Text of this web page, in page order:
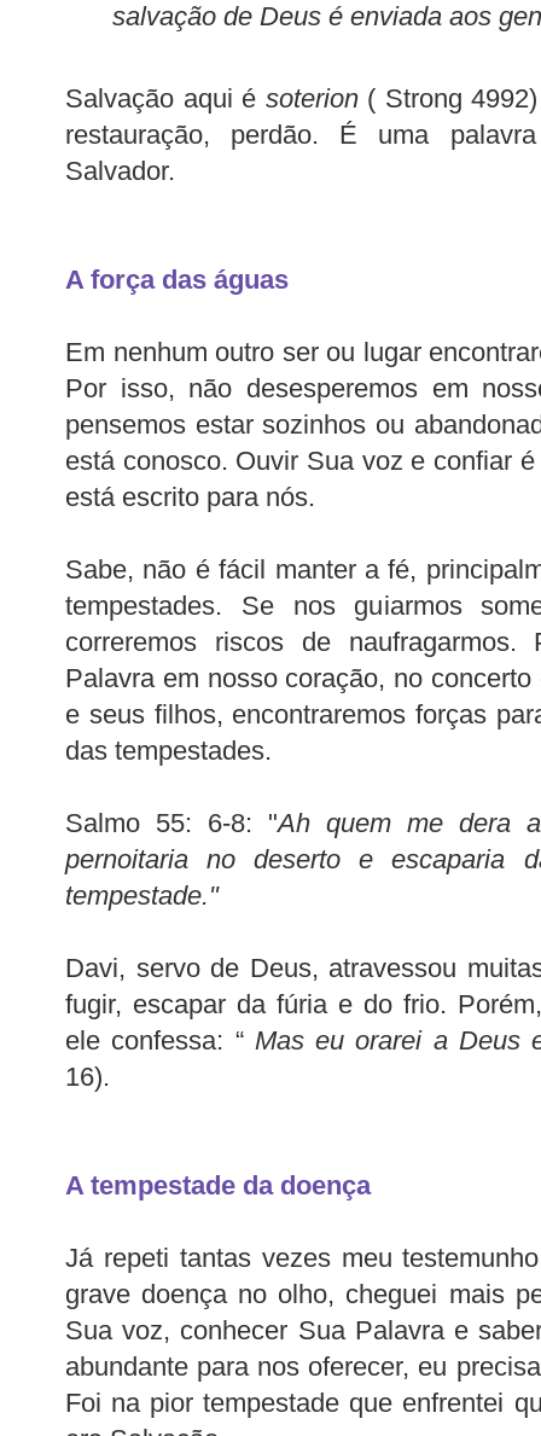
salvação de Deus é enviada aos
Salvação aqui é soterion( Strong
restauração, perdão. É uma
Salvador.
A força das águas
Em nenhum outro ser ou lugar
Por isso, não desesperemos em
pensemos estar sozinhos ou
está conosco. Ouvir Sua voz e confiar
está escrito para nós.
Sabe, não é fácil manter a fé,
tempestades. Se nos guiarmos
correremos riscos de
Palavra em nosso coração, no
e seus filhos, encontraremos forças
das tempestades.
Salmo 55: 6-8: "Ah quem me dera
pernoitaria no deserto e escaparia
tempestade."
Davi, servo de Deus, atravessou
fugir, escapar da fúria e do frio.
ele confessa: “Mas eu orarei a Deus
16).
A tempestade da doença
Já repeti tantas vezes meu
grave doença no olho, cheguei mais
Sua voz, conhecer Sua Palavra e
abundante para nos oferecer, eu
Foi na pior tempestade que enfrentei